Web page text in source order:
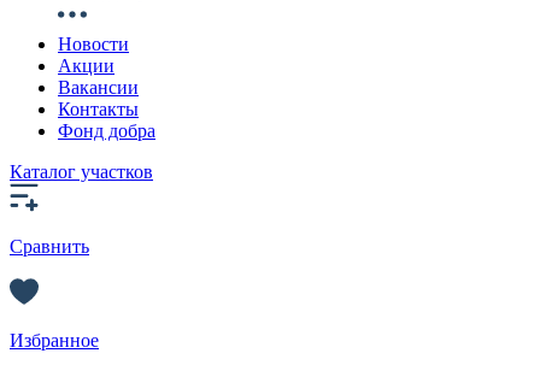
Новости
Акции
Вакансии
Контакты
Фонд добра
Каталог участков
Сравнить
Избранное